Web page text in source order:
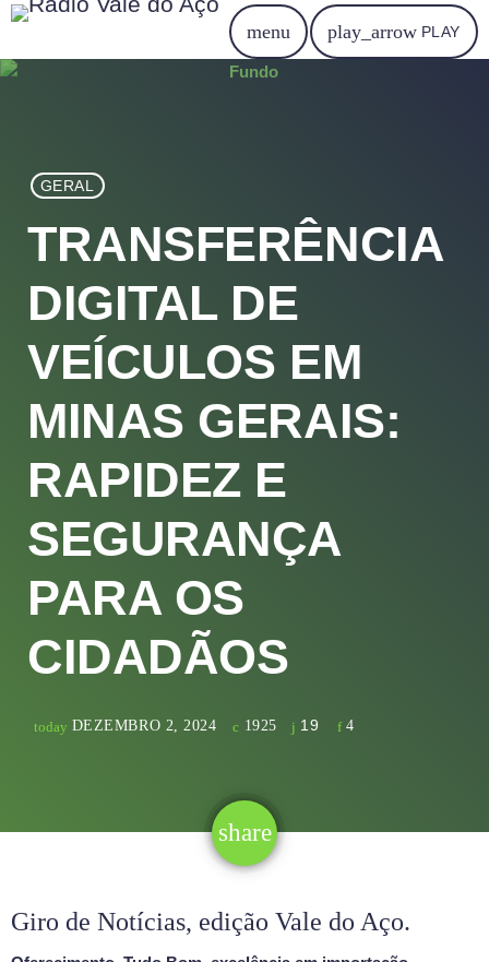
menu play_arrow PLAY
GERAL
TRANSFERÊNCIA
DIGITAL DE
VEÍCULOS EM
MINAS GERAIS:
RAPIDEZ E
SEGURANÇA
PARA OS
CIDADÃOS
today DEZEMBRO 2, 2024 1925 19 4
share
email
Giro de Notícias, edição Vale do Aço.